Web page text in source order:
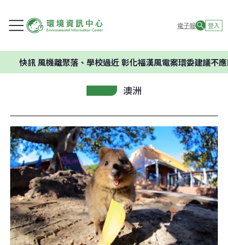
電子報 登入
機離聚落、學校過近 彰化福漢風電案環委建議不應開發
澳洲